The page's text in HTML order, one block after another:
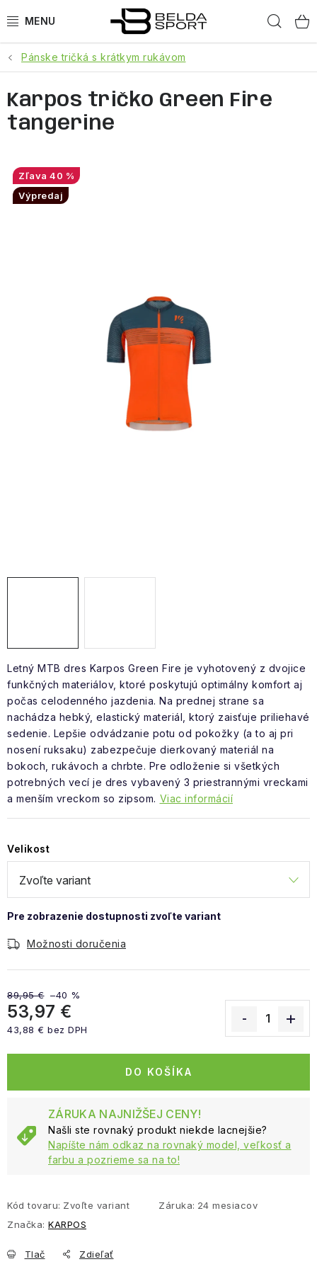
na
ŠPORTY
BEH
BOGNER
GOLDBERGH
OBLEČENIE
Doprava a platba
Pánske tričká s krátkym rukávom
Letný MTB dres Karpos Green Fire je vyhotovený z dvojice
funkčných materiálov, ktoré poskytujú optimálny komfort aj
počas celodenného jazdenia. Na prednej strane sa
nachádza hebký, elastický materiál, ktorý zaisťuje priliehavé
sedenie. Lepšie odvádzanie potu od pokožky (a to aj pri
nosení ruksaku) zabezpečuje dierkovaný materiál na
bokoch, rukávoch a chrbte. Pre odloženie si všetkých
potrebných vecí je dres vybavený 3 priestrannými vreckami
a menším vreckom so zipsom. Viac informácií
Velikost
Možnosti doručenia
89,95 € –40 %
53,97 €
43,88 € bez DPH
DO KOŠÍKA
ZÁRUKA NAJNIŽŠEJ CENY!
Našli ste rovnaký produkt niekde lacnejšie?
Napíšte nám odkaz na rovnaký model, veľkosť a
farbu a pozrieme sa na to!
Kód tovaru: Zvoľte variant Záruka: 24 mesiacov
Značka: KARPOS
Tlač Zdieľať
Karpos tričko Green Fire
tangerine
40 %
Výpredaj